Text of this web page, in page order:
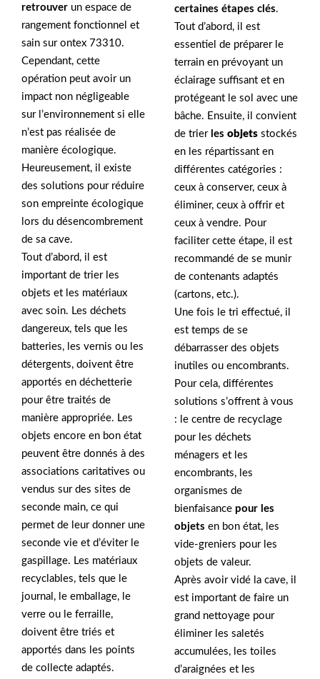
retrouver un espace de
rangement fonctionnel et
sain sur ontex 73310.
Cependant, cette
opération peut avoir un
impact non négligeable
sur l’environnement si elle
n’est pas réalisée de
manière écologique.
Heureusement, il existe
des solutions pour réduire
son empreinte écologique
lors du désencombrement
de sa cave.
Tout d’abord, il est
important de trier les
objets et les matériaux
avec soin. Les déchets
dangereux, tels que les
batteries, les vernis ou les
détergents, doivent être
apportés en déchetterie
pour être traités de
manière appropriée. Les
objets encore en bon état
peuvent être donnés à des
associations caritatives ou
vendus sur des sites de
seconde main, ce qui
permet de leur donner une
seconde vie et d’éviter le
gaspillage. Les matériaux
recyclables, tels que le
journal, le emballage, le
verre ou le ferraille,
doivent être triés et
apportés dans les points
de collecte adaptés.
certaines étapes clés.
Tout d’abord, il est
essentiel de préparer le
terrain en prévoyant un
éclairage suffisant et en
protégeant le sol avec une
bâche. Ensuite, il convient
de trier les objets stockés
en les répartissant en
différentes catégories :
ceux à conserver, ceux à
éliminer, ceux à offrir et
ceux à vendre. Pour
faciliter cette étape, il est
recommandé de se munir
de contenants adaptés
(cartons, etc.).
Une fois le tri effectué, il
est temps de se
débarrasser des objets
inutiles ou encombrants.
Pour cela, différentes
solutions s’offrent à vous
: le centre de recyclage
pour les déchets
ménagers et les
encombrants, les
organismes de
bienfaisance pour les
objets en bon état, les
vide-greniers pour les
objets de valeur.
Après avoir vidé la cave, il
est important de faire un
grand nettoyage pour
éliminer les saletés
accumulées, les toiles
d’araignées et les